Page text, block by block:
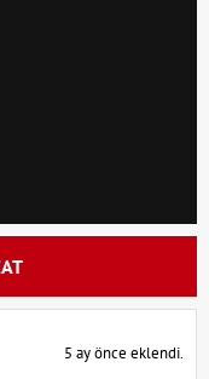
5 ay önce eklendi.